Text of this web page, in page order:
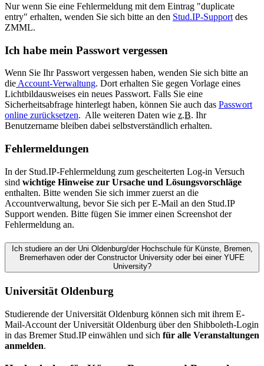
Nur wenn Sie eine Fehlermeldung mit dem Eintrag "duplicate
entry" erhalten, wenden Sie sich bitte an den Stud.IP-Support des
ZMML.
Ich habe mein Passwort vergessen
Wenn Sie Ihr Passwort vergessen haben, wenden Sie sich bitte an
die Account-Verwaltung. Dort erhalten Sie gegen Vorlage eines
Lichtbildausweises ein neues Passwort. Falls Sie eine
Sicherheitsabfrage hinterlegt haben, können Sie auch das Passwort
online zurücksetzen. Alle weiteren Daten wie z.B. Ihr
Benutzername bleiben dabei selbstverständlich erhalten.
Fehlermeldungen
In der Stud.IP-Fehlermeldung zum gescheiterten Log-in Versuch
sind wichtige Hinweise zur Ursache und Lösungsvorschläge
enthalten. Bitte wenden Sie sich immer zuerst an die
Accountverwaltung, bevor Sie sich per E-Mail an den Stud.IP
Support wenden. Bitte fügen Sie immer einen Screenshot der
Fehlermeldung an.
Ich studiere an der Uni Oldenburg/der Hochschule für Künste, Bremen,
Bremerhaven oder der Constructor University oder bei einer YUFE
University?
Universität Oldenburg
Studierende der Universität Oldenburg können sich mit ihrem E-
Mail-Account der Universität Oldenburg über den Shibboleth-Login
in das Bremer Stud.IP einwählen und sich für alle Veranstaltungen
anmelden.